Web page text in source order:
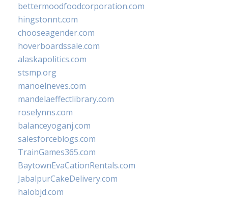
bettermoodfoodcorporation.com
hingstonnt.com
chooseagender.com
hoverboardssale.com
alaskapolitics.com
stsmp.org
manoelneves.com
mandelaeffectlibrary.com
roselynns.com
balanceyoganj.com
salesforceblogs.com
TrainGames365.com
BaytownEvaCationRentals.com
JabalpurCakeDelivery.com
halobjd.com